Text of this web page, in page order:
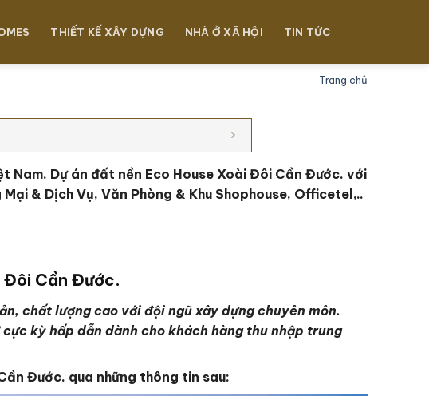
THIẾT KẾ XÂY DỰNG NHÀ Ở XÃ HỘI TIN TỨC
Trang chủ
Nam. Dự án đất nền Eco House Xoài Đôi Cần Đước. với
& Dịch Vụ, Văn Phòng & Khu Shophouse, Officetel,..
Đôi Cần Đước.
chất lượng cao với đội ngũ xây dựng chuyên môn.
kỳ hấp dẫn dành cho khách hàng thu nhập trung
Đước. qua những thông tin sau: